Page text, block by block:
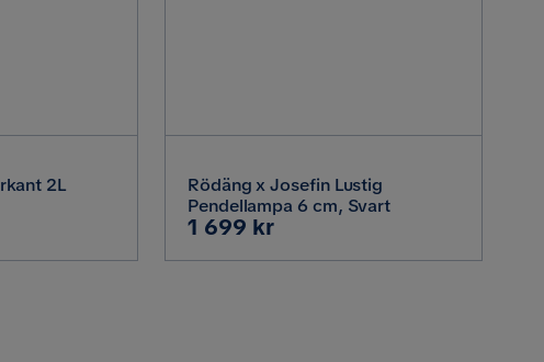
2L
Rödäng x Josefin Lustig
Pendellampa 6 cm, Svart
Pris
1 699 kr